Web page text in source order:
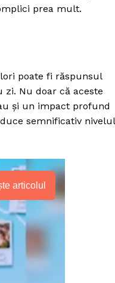
prea mult.
poate fi răspunsul
Nu doar că aceste
și un impact profund
semnificativ nivelul
articolul